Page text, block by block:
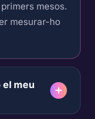
mesos.
mesurar-ho
meu